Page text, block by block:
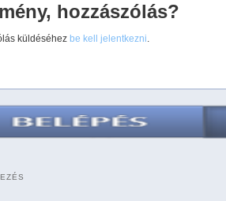
hozzászólás?
küldéséhez be kell jelentkezni.